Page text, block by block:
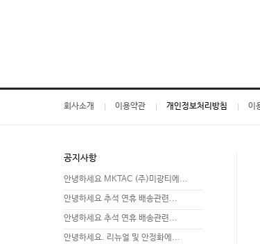
회사소개 이용약관 개인정보처리방침 이
공지사항
안녕하세요 MKTAC (주)미광티에...
안녕하세요 추석 연휴 배송관련...
안녕하세요 추석 연휴 배송관련...
안녕하세요. 리뉴얼 및 안정화에...